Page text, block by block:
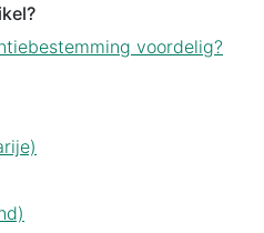
voordelig?